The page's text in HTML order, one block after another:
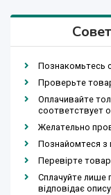
Познакомьтесь
Проверьте
Оплачивайте
соответствует
Желательно
Познайомтеся з
Перевірте
Сплачуйте лише
відповідає